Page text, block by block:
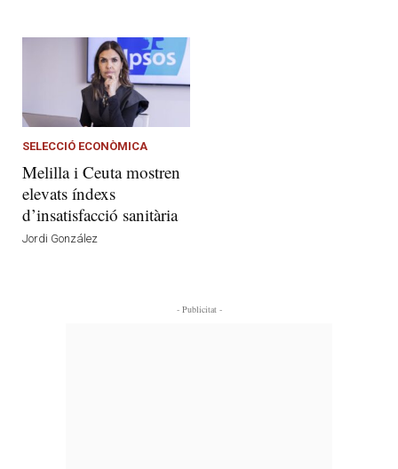
SELECCIÓ ECONÒMICA
Melilla i Ceuta mostren
elevats índexs
d’insatisfacció sanitària
Jordi González
- Publicitat -